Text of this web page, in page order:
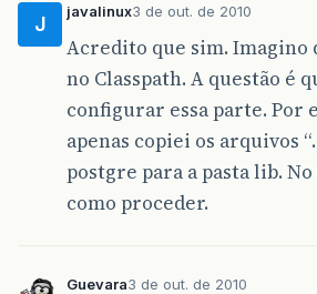
J
javalinux3 de out. de 2010
Acredito que sim. Imagino
no Classpath. A questão é
configurar essa parte. Por
apenas copiei os arquivos
postgre para a pasta lib.
como proceder.
Guevara3 de out. de 2010